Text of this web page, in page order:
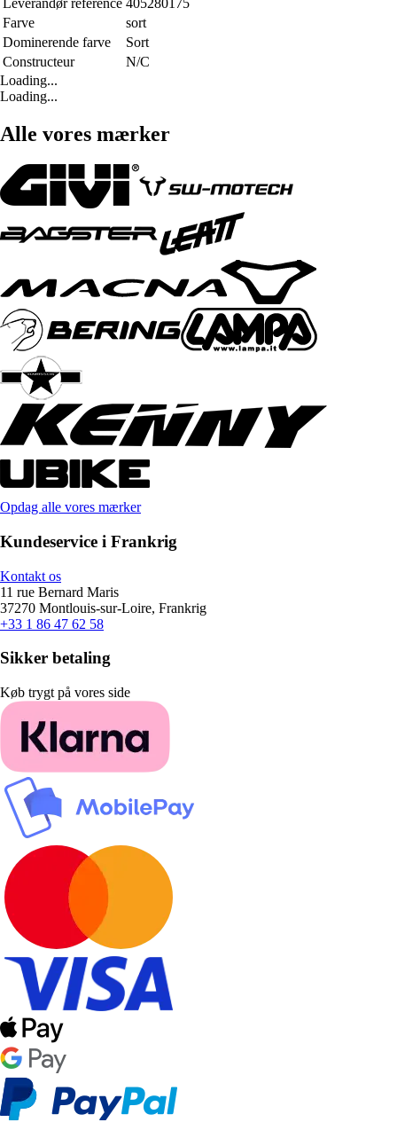
Leverandør reference 405280175
Farve
sort
Dominerende farve
Sort
Constructeur
N/C
Loading...
Loading...
Alle vores mærker
Opdag alle vores mærker
Kundeservice i Frankrig
Kontakt os
11 rue Bernard Maris
37270 Montlouis-sur-Loire, Frankrig
+33 1 86 47 62 58
Sikker betaling
Køb trygt på vores side